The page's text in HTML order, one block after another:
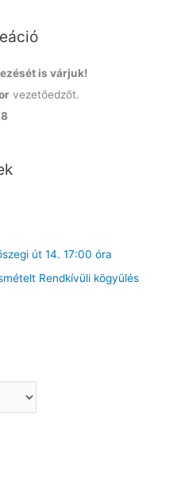
is várjuk!
vezetőedzőt.
út 14. 17:00 óra
Rendkívüli kögyülés